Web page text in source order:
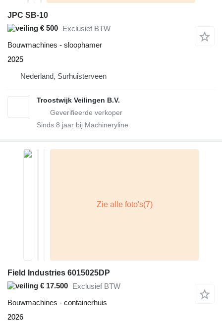
JPC SB-10
€ 500 Exclusief BTW
Bouwmachines - sloophamer
2025
Nederland, Surhuisterveen
Troostwijk Veilingen B.V.
Sinds 8 jaar bij Machineryline
Field Industries 6015025DP
€ 17.500 Exclusief BTW
Bouwmachines - containerhuis
2026